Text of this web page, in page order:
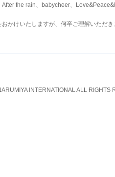
After the rain、babycheer、
かけいたしますが、何卒ご理解いただき